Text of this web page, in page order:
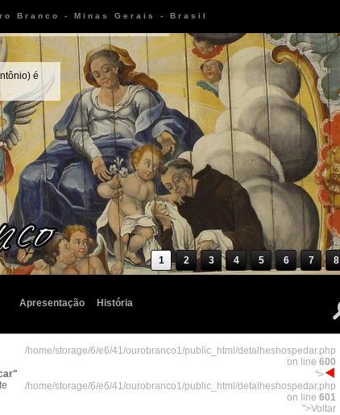
Branco - Minas Gerais - Brasil
é
1 2 3 4 5 6 7 8
Apresentação História
/home/storage/6/e6/41/ourobranco1/public_html/detalheshospedar.php
on line 600
">
/home/storage/6/e6/41/ourobranco1/public_html/detalheshospedar.php
on line 601
">Voltar